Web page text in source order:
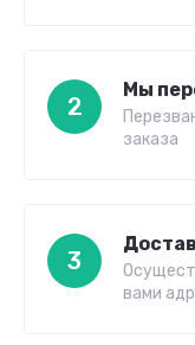
2
Мы
заказа
3
вами